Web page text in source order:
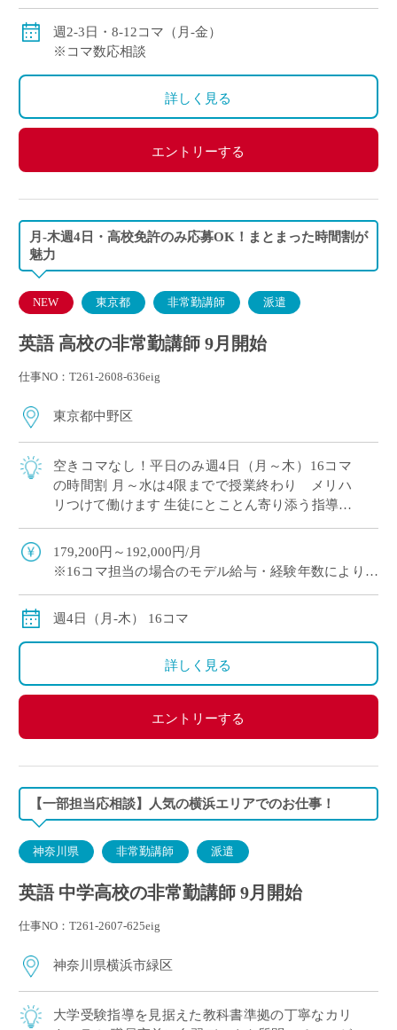
員経験年数により変動)
週2-3日・8-12コマ（月-金）
※コマ数応相談
詳しく見る
エントリーする
月-木週4日・高校免許のみ応募OK！まとまった時間割が
魅力
NEW 東京都 非常勤講師 派遣
英語 高校の非常勤講師 9月開始
仕事NO：T261-2608-636eig
東京都中野区
空きコマなし！平日のみ週4日（月～木）16コマ
の時間割 月～水は4限までで授業終わり メリハ
リつけて働けます 生徒にとことん寄り添う指導が
る先生が多い学校
179,200円～192,000円/月
※16コマ担当の場合のモデル給与・経験年数により変
週4日（月-木） 16コマ
詳しく見る
エントリーする
【一部担当応相談】人気の横浜エリアでのお仕事！
神奈川県 非常勤講師 派遣
英語 中学高校の非常勤講師 9月開始
仕事NO：T261-2607-625eig
神奈川県横浜市緑区
大学受験指導を見据えた教科書準拠の丁寧なカリ